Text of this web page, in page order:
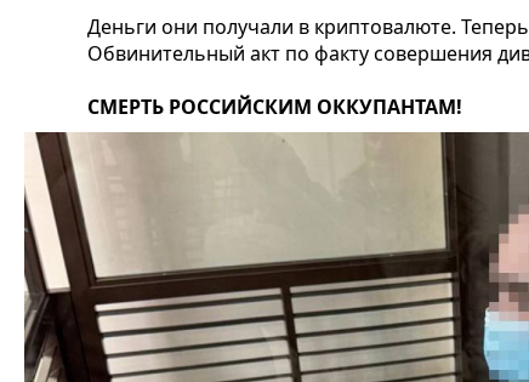
Деньги они получали в криптовалюте.
Обвинительный акт по факту совершения
СМЕРТЬ РОССИЙСКИМ ОККУПАНТАМ!